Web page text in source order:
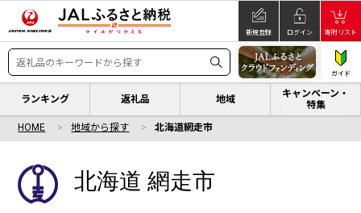
新規登録 ログイン 寄附リスト
ガイド
ランキング 返礼品 地域
キャンペーン・
特集
HOME 地域から探す 北海道網走市
北海道 網走市